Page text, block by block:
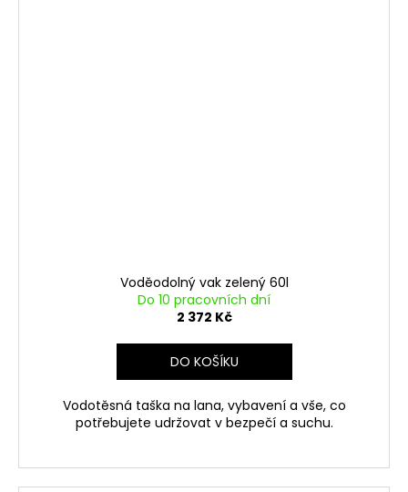
Voděodolný vak zelený 60l
Do 10 pracovních dní
2 372 Kč
DO KOŠÍKU
Vodotěsná taška na lana, vybavení a vše, co
potřebujete udržovat v bezpečí a suchu.